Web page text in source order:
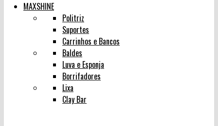
MAXSHINE
Politriz
Suportes
Carrinhos e Bancos
Baldes
Luva e Esponja
Borrifadores
Lixa
Clay Bar